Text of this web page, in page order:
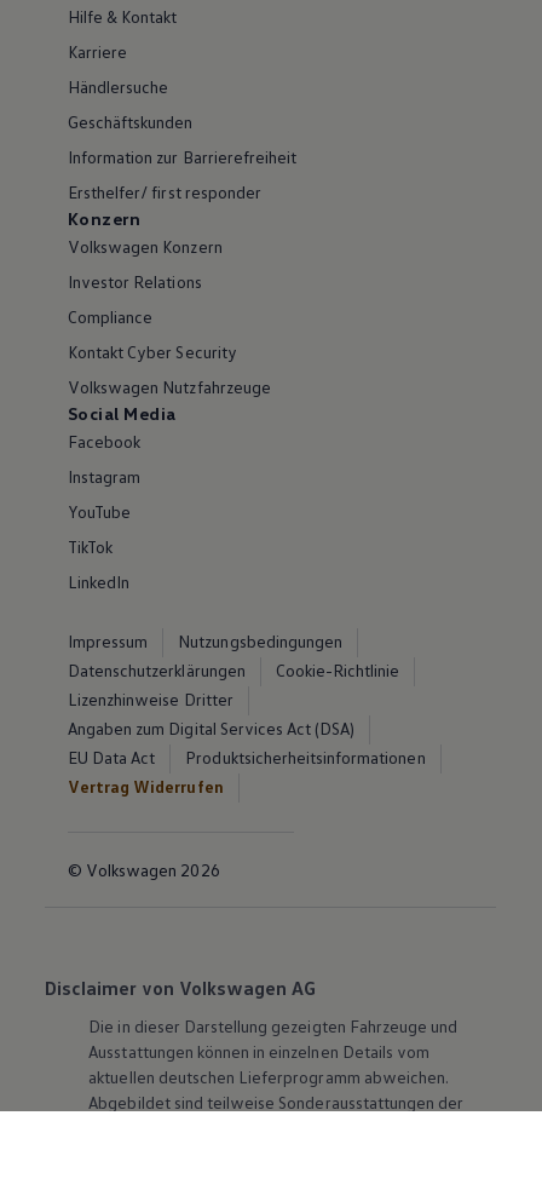
Hilfe & Kontakt
Karriere
Händlersuche
Geschäftskunden
Information zur Barrierefreiheit
Ersthelfer/ first responder
Konzern
Volkswagen Konzern
Investor Relations
Compliance
Kontakt Cyber Security
Volkswagen Nutzfahrzeuge
Social Media
Facebook
Instagram
YouTube
TikTok
LinkedIn
Impressum
Nutzungsbedingungen
Datenschutzerklärungen
Cookie-Richtlinie
Lizenzhinweise Dritter
Angaben zum Digital Services Act (DSA)
EU Data Act
Produktsicherheitsinformationen
Vertrag Widerrufen
© Volkswagen 2026
Disclaimer von Volkswagen AG
Die in dieser Darstellung gezeigten Fahrzeuge und
Ausstattungen können in einzelnen Details vom
aktuellen deutschen Lieferprogramm abweichen.
Abgebildet sind teilweise Sonderausstattungen der